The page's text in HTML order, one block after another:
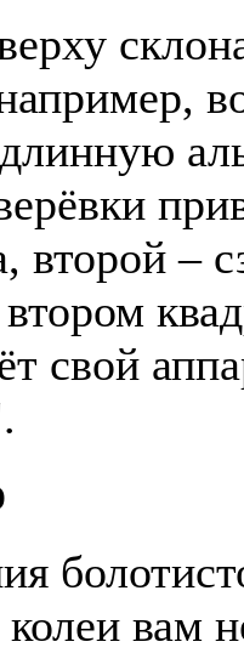
второй –
свой
вам